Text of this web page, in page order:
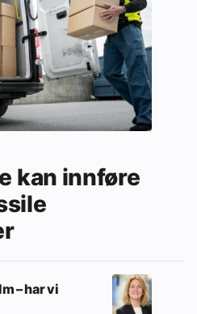
kan innføre
– har vi